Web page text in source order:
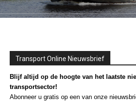
Transport Online Nieuwsbrief
Blijf altijd op de hoogte van het laatste
transportsector!
Abonneer u gratis op een van onze